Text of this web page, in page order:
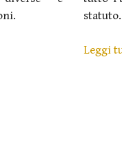
statuto.
Leggi